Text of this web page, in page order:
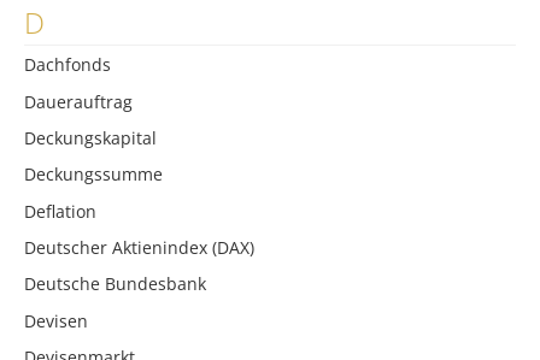
D
Dachfonds
Dauerauftrag
Deckungskapital
Deckungssumme
Deflation
Deutscher Aktienindex (DAX)
Deutsche Bundesbank
Devisen